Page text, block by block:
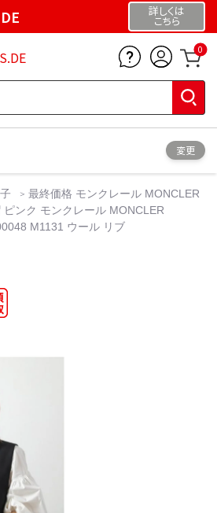
詳しくは
こちら
0
変更
最終価格 モンクレール MONCLER
ンク モンクレール MONCLER
M1131 ウール リブ